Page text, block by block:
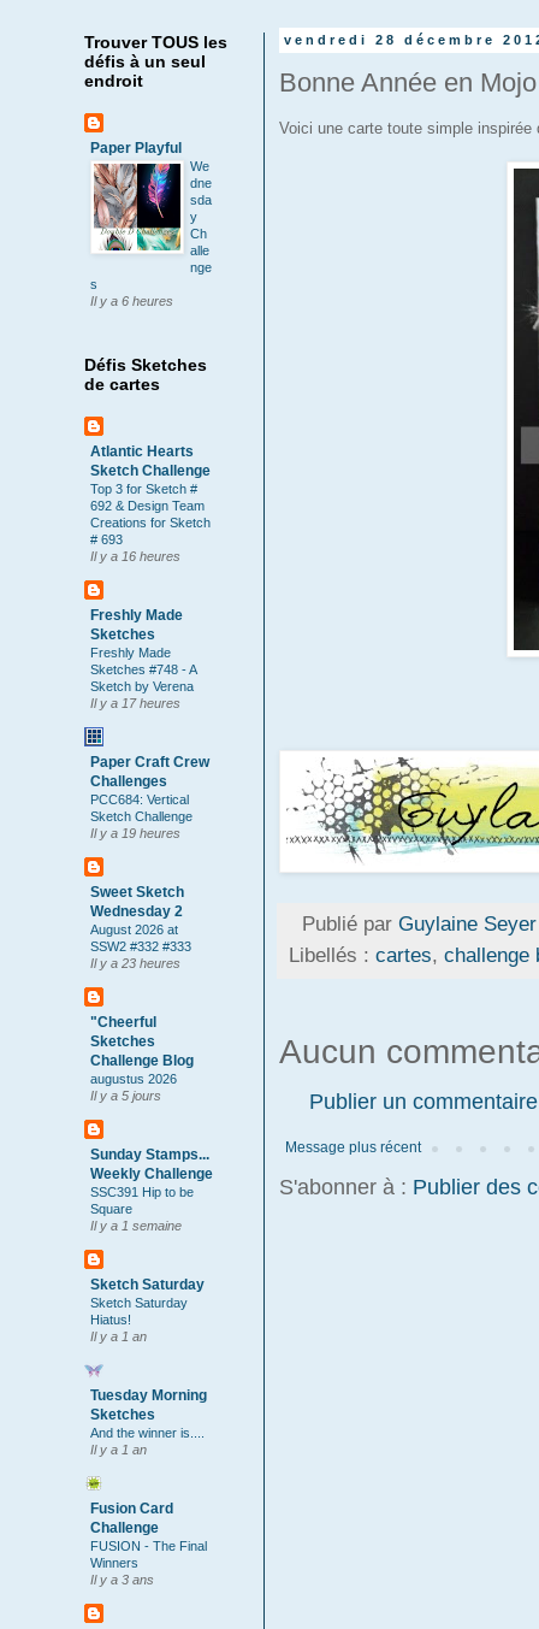
vendredi 28 décembre
Bonne Année en
Voici une carte toute simple
Publié par Guylaine Seyer
Libellés : cartes, challenge
Aucun
Publier un commentaire
Message plus récent
S'abonner à : Publier des
Trouver TOUS les
défis à un seul
endroit
Paper Playful
We
dne
sda
y
Ch
alle
nge
s
Il y a 6 heures
Défis Sketches
de cartes
Atlantic Hearts
Sketch Challenge
Top 3 for Sketch #
692 & Design Team
Creations for Sketch
# 693
Il y a 16 heures
Freshly Made
Sketches
Freshly Made
Sketches #748 - A
Sketch by Verena
Il y a 17 heures
Paper Craft Crew
Challenges
PCC684: Vertical
Sketch Challenge
Il y a 19 heures
Sweet Sketch
Wednesday 2
August 2026 at
SSW2 #332 #333
Il y a 23 heures
"Cheerful
Sketches
Challenge Blog
augustus 2026
Il y a 5 jours
Sunday Stamps...
Weekly Challenge
SSC391 Hip to be
Square
Il y a 1 semaine
Sketch Saturday
Sketch Saturday
Hiatus!
Il y a 1 an
Tuesday Morning
Sketches
And the winner is....
Il y a 1 an
Fusion Card
Challenge
FUSION - The Final
Winners
Il y a 3 ans